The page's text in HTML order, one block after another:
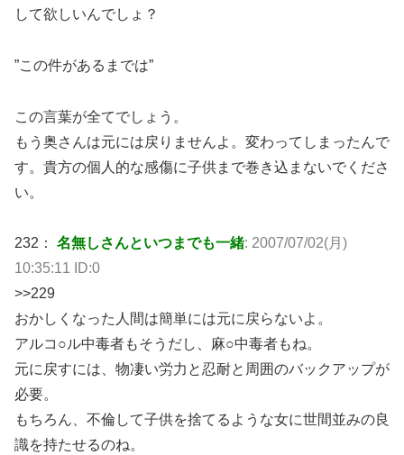
して欲しいんでしょ？
”この件があるまでは”
この言葉が全てでしょう。
もう奥さんは元には戻りませんよ。変わってしまったんで
す。貴方の個人的な感傷に子供まで巻き込まないでくださ
い。
232： 名無しさんといつまでも一緒: 2007/07/02(月)
10:35:11 ID:0
>>229
おかしくなった人間は簡単には元に戻らないよ。
アルコ○ル中毒者もそうだし、麻○中毒者もね。
元に戻すには、物凄い労力と忍耐と周囲のバックアップが
必要。
もちろん、不倫して子供を捨てるような女に世間並みの良
識を持たせるのね。